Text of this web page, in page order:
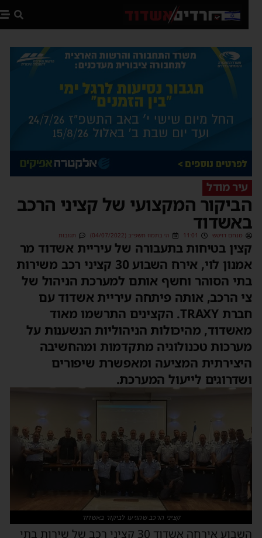
עיר מודל
המקצועי של קציני הרכב
מנחם דויטש 11:01 ה׳ בתמוז תשפ״ב (04/07/2022) תגובות
בטיחות בתעבורה של עיריית אשדוד מר
אמנון לוי, אירח השבוע 30 קציני רכב משירות
הסוהר וחשף אותם למערכת הניהול של
הרכב, אותה פיתחה עיריית אשדוד עם
חברת TRAXY. הקצינים התרשמו מאוד
מהיכולות הניהוליות הנשענות על
טכנולוגיה מתקדמות ומהחשיבה
המציעה ומאפשרת שיפורים
לייעול המערכת.
קציני הרכב שהגיעו לביקור באשדוד
השבוע אירחה אשדוד 30 קציני רכב של שירות בתי